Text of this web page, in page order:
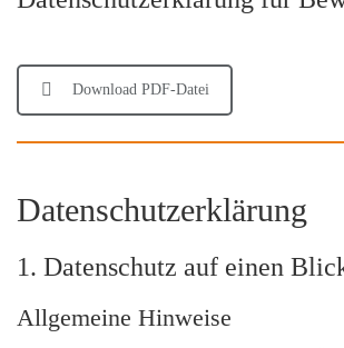
Download PDF-Datei
Datenschutz­erklärung
1. Datenschutz auf einen
Allgemeine Hinweise